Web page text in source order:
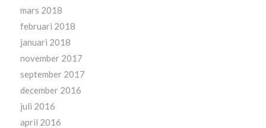
mars 2018
februari 2018
januari 2018
november 2017
september 2017
december 2016
juli 2016
april 2016